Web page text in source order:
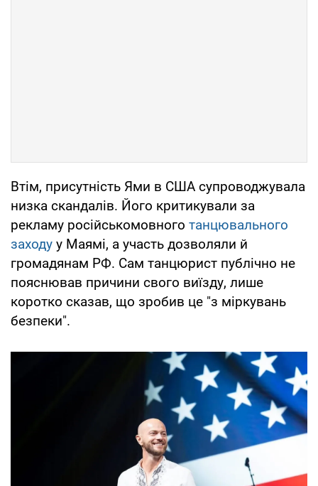
Втім, присутність Ями в США супроводжувала
низка скандалів. Його критикували за
рекламу російськомовного танцювального
заходу у Маямі, а участь дозволяли й
громадянам РФ. Сам танцюрист публічно не
пояснював причини свого виїзду, лише
коротко сказав, що зробив це "з міркувань
безпеки".